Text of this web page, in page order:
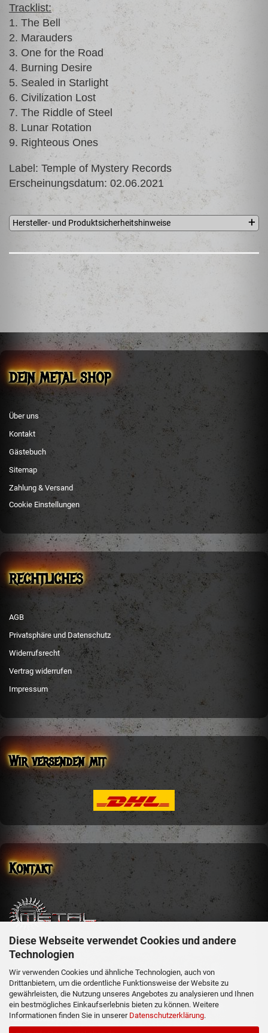
Diese Webseite verwendet Cookies und andere
Technologien
Wir verwenden Cookies und ähnliche Technologien, auch von
Drittanbietern, um die ordentliche Funktionsweise der Website zu
gewährleisten, die Nutzung unseres Angebotes zu analysieren und Ihnen
ein bestmögliches Einkaufserlebnis bieten zu können. Weitere
Informationen finden Sie in unserer Datenschutzerklärung.
Tracklist:
1. The Bell
2. Marauders
3. One for the Road
4. Burning Desire
5. Sealed in Starlight
6. Civilization Lost
7. The Riddle of Steel
8. Lunar Rotation
9. Righteous Ones
Label: Temple of Mystery Records
Erscheinungsdatum: 02.06.2021
Hersteller- und Produktsicherheitshinweise
Temple of Mystery Records
260, chemin Sabourin
Lac Simon, QC
J0V 1E0, Canada
info@templeofmysteryrecords.ca
EU Verantwortliche Person
sm-metal-shop
36129 Gersfeld
info@sm-metal-shop.de
DEIN METAL SHOP
Über uns
Kontakt
Gästebuch
Sitemap
Zahlung & Versand
Cookie Einstellungen
RECHTLICHES
AGB
Privatsphäre und Datenschutz
Widerrufsrecht
Vertrag widerrufen
Impressum
Wir versenden mit
Kontakt
sm-metal-shop
Steffen Mehler
Schachen 51
36129 Gersfeld
Telefon: 06654/919358